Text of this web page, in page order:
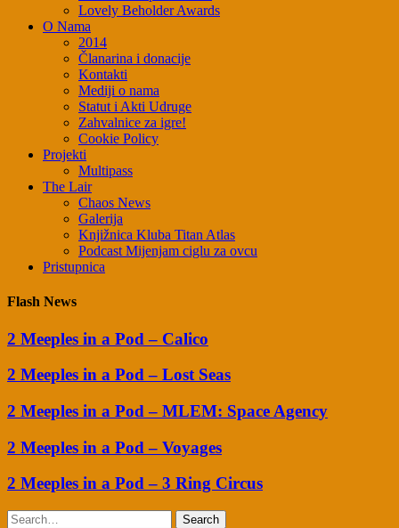
Lovely Beholder Awards
O Nama
2014
Članarina i donacije
Kontakti
Mediji o nama
Statut i Akti Udruge
Zahvalnice za igre!
Cookie Policy
Projekti
Multipass
The Lair
Chaos News
Galerija
Knjižnica Kluba Titan Atlas
Podcast Mijenjam ciglu za ovcu
Pristupnica
Flash News
2 Meeples in a Pod – Calico
2 Meeples in a Pod – Lost Seas
2 Meeples in a Pod – MLEM: Space Agency
2 Meeples in a Pod – Voyages
2 Meeples in a Pod – 3 Ring Circus
Search